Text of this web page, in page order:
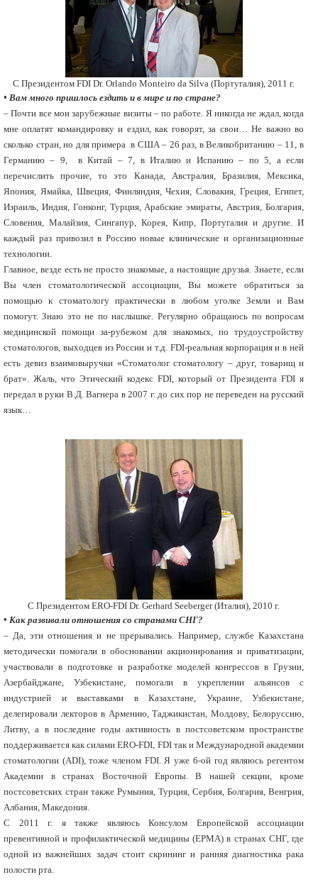
C Президентом FDI Dr. Orlando Monteiro da Silva (Португалия), 2011 г.
• Вам много пришлось ездить и в мире и по стране?
– Почти все мои зарубежные визиты – по работе. Я никогда не ждал, когда
мне оплатят командировку и ездил, как говорят, за свои… Не важно во
сколько стран, но для примера в США – 26 раз, в Великобританию – 11, в
Германию – 9, в Китай – 7, в Италию и Испанию – по 5, а если
перечислить прочие, то это Канада, Австралия, Бразилия, Мексика,
Япония, Ямайка, Швеция, Финляндия, Чехия, Словакия, Греция, Египет,
Израиль, Индия, Гонконг, Турция, Арабские эмираты, Австрия, Болгария,
Словения, Малайзия, Сингапур, Корея, Кипр, Португалия и другие. И
каждый раз привозил в Россию новые клинические и организационные
технологии.
Главное, везде есть не просто знакомые, а настоящие друзья. Знаете, если
Вы член стоматологической ассоциации, Вы можете обратиться за
помощью к стоматологу практически в любом уголке Земли и Вам
помогут. Знаю это не по наслышке. Регулярно обращаюсь по вопросам
медицинской помощи за-рубежом для знакомых, по трудоустройству
стоматологов, выходцев из России и т.д. FDI-реальная корпорация и в ней
есть девиз взаимовыручки «Стоматолог стоматологу – друг, товарищ и
брат». Жаль, что Этический кодекс FDI, который от Президента FDI я
передал в руки В.Д. Вагнера в 2007 г. до сих пор не переведен на русский
язык…
C Президентом ERO-FDI Dr. Gerhard Seeberger (Италия), 2010 г.
• Как развивали отношения со странами СНГ?
– Да, эти отношения и не прерывались. Например, службе Казахстана
методически помогали в обосновании акционирования и приватизации,
участвовали в подготовке и разработке моделей конгрессов в Грузии,
Азербайджане, Узбекистане, помогали в укреплении альянсов с
индустрией и выставками в Казахстане, Украине, Узбекистане,
делегировали лекторов в Армению, Таджикистан, Молдову, Белоруссию,
Литву, а в последние годы активность в постсоветском пространстве
поддерживается как силами ERO-FDI, FDI так и Международной академии
стоматологии (ADI), тоже членом FDI. Я уже 6-ой год являюсь регентом
Академии в странах Восточной Европы. В нашей секции, кроме
постсоветских стран также Румыния, Турция, Сербия, Болгария, Венгрия,
Албания, Македония.
С 2011 г. я также являюсь Консулом Европейской ассоциации
превентивной и профилактической медицины (EPMA) в странах СНГ, где
одной из важнейших задач стоит скрининг и ранняя диагностика рака
полости рта.